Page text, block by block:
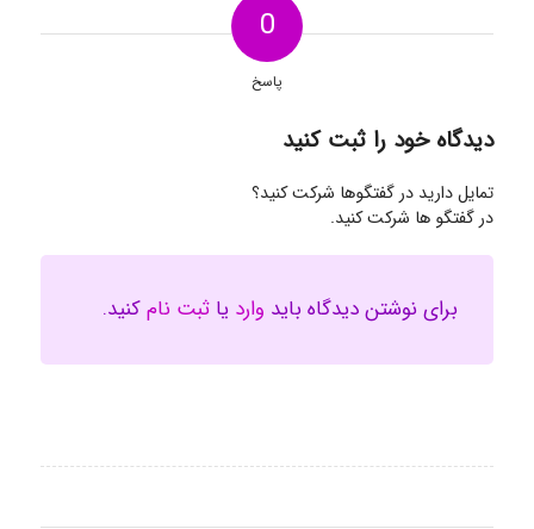
0
پاسخ
دیدگاه خود را ثبت کنید
تمایل دارید در گفتگوها شرکت کنید؟
در گفتگو ها شرکت کنید.
برای نوشتن دیدگاه باید وارد یا ثبت نامکنید.